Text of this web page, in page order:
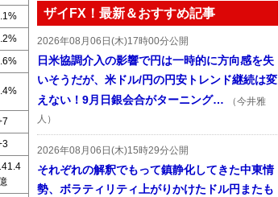
ザイFX！最新＆おすすめ記事
2026年08月06日(木)17時00分公開
日米協調介入の影響で円は一時的に方向感を失
いそうだが、米ドル/円の円安トレンド継続は変
えない！9月日銀会合がターニング…
（今井雅
人）
2026年08月06日(木)15時29分公開
それぞれの解釈でもって鎮静化してきた中東情
勢、ボラティリティ上がりかけたドル円またも